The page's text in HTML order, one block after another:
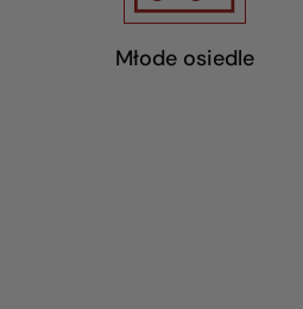
Młode osiedle